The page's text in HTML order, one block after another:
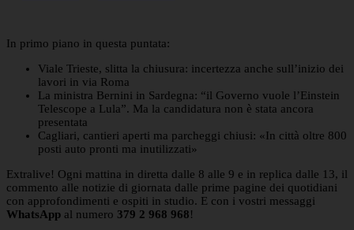
In primo piano in questa puntata:
Viale Trieste, slitta la chiusura: incertezza anche sull’inizio dei
lavori in via Roma
La ministra Bernini in Sardegna: “il Governo vuole l’Einstein
Telescope a Lula”. Ma la candidatura non è stata ancora
presentata
Cagliari, cantieri aperti ma parcheggi chiusi: «In città oltre 800
posti auto pronti ma inutilizzati»
Extralive! Ogni mattina in diretta dalle 8 alle 9 e in replica dalle 13, il
commento alle notizie di giornata dalle prime pagine dei quotidiani
con approfondimenti e ospiti in studio. E con i vostri messaggi
WhatsApp al numero 379 2 968 968!